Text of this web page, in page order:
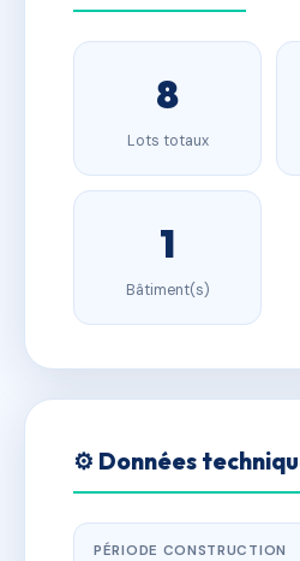
8
Lots totaux
1
Bâtiment(s)
⚙️ Données
PÉRIODE CONSTRUCTION